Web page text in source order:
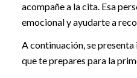
acompañe a la cita. Esa
emocional y ayudarte a
A continuación, se
que te prepares para la